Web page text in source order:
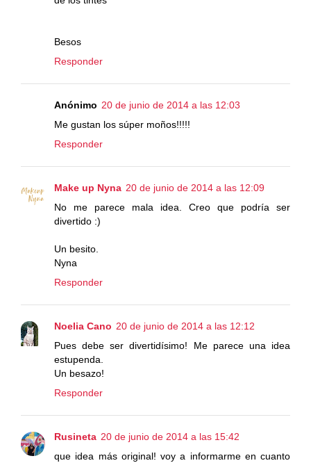
Besos
Responder
Anónimo 20 de junio de 2014 a las 12:03
Me gustan los súper moños!!!!!
Responder
Make up Nyna 20 de junio de 2014 a las 12:09
No me parece mala idea. Creo que podría ser
divertido :)
Un besito.
Nyna
Responder
Noelia Cano 20 de junio de 2014 a las 12:12
Pues debe ser divertidísimo! Me parece una idea
estupenda.
Un besazo!
Responder
Rusineta 20 de junio de 2014 a las 15:42
que idea más original! voy a informarme en cuanto